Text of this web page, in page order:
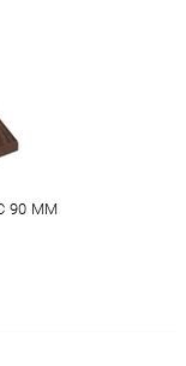
90 MM